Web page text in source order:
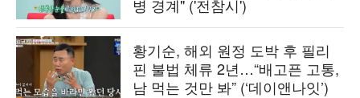
병 경계" ('전참시')
황기순, 해외 원정 도박 후 필리
핀 불법 체류 2년…“배고픈 고통,
남 먹는 것만 봐” (‘데이앤나잇’)